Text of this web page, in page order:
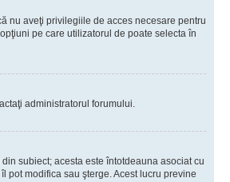
nu aveţi privilegiile de acces necesare pentru
pe care utilizatorul de poate selecta în
administratorul forumului.
subiect; acesta este întotdeauna asociat cu
pot modifica sau şterge. Acest lucru previne